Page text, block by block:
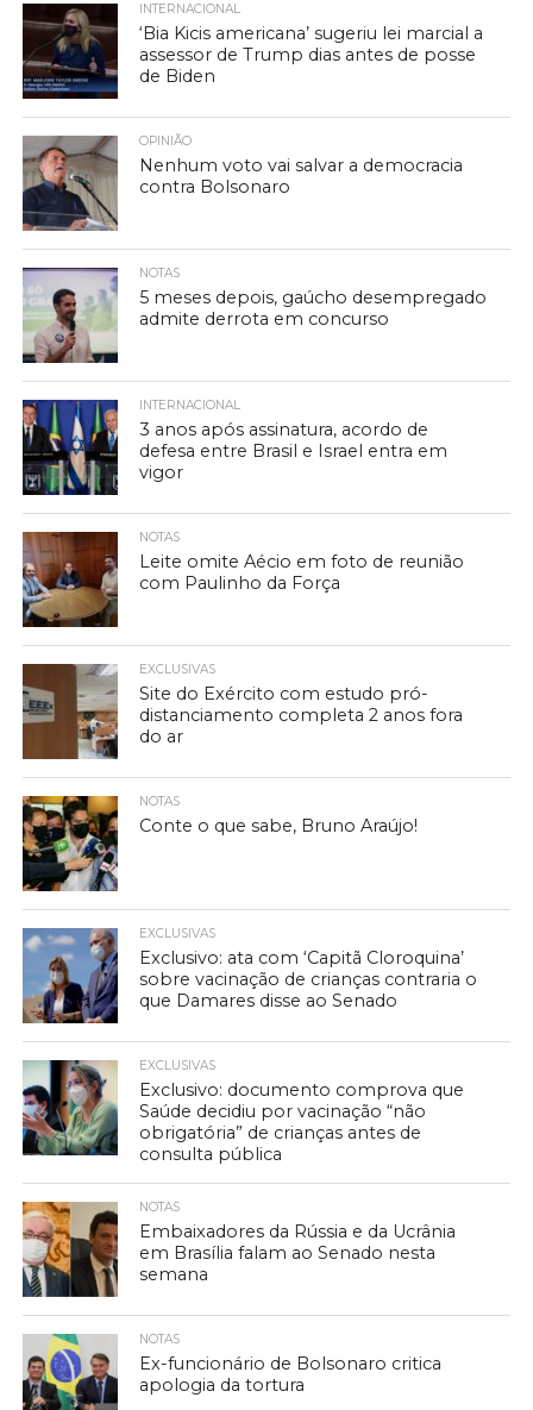
INTERNACIONAL
‘Bia Kicis americana’ sugeriu lei marcial a
assessor de Trump dias antes de posse
de Biden
OPINIÃO
Nenhum voto vai salvar a democracia
contra Bolsonaro
NOTAS
5 meses depois, gaúcho desempregado
admite derrota em concurso
INTERNACIONAL
3 anos após assinatura, acordo de
defesa entre Brasil e Israel entra em
vigor
NOTAS
Leite omite Aécio em foto de reunião
com Paulinho da Força
EXCLUSIVAS
Site do Exército com estudo pró-
distanciamento completa 2 anos fora
do ar
NOTAS
Conte o que sabe, Bruno Araújo!
EXCLUSIVAS
Exclusivo: ata com ‘Capitã Cloroquina’
sobre vacinação de crianças contraria o
que Damares disse ao Senado
EXCLUSIVAS
Exclusivo: documento comprova que
Saúde decidiu por vacinação “não
obrigatória” de crianças antes de
consulta pública
NOTAS
Embaixadores da Rússia e da Ucrânia
em Brasília falam ao Senado nesta
semana
NOTAS
Ex-funcionário de Bolsonaro critica
apologia da tortura